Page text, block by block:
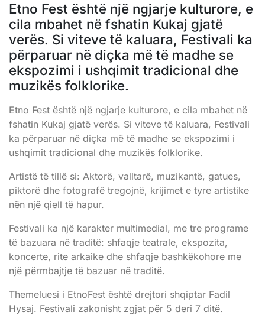
Etno Fest është një ngjarje kulturore, e
cila mbahet në fshatin Kukaj gjatë
verës. Si viteve të kaluara, Festivali ka
përparuar në diçka më të madhe se
ekspozimi i ushqimit tradicional dhe
muzikës folklorike.
Etno Fest është një ngjarje kulturore, e cila mbahet në
fshatin Kukaj gjatë verës. Si viteve të kaluara, Festivali
ka përparuar në diçka më të madhe se ekspozimi i
ushqimit tradicional dhe muzikës folklorike.
Artistë të tillë si: Aktorë, valltarë, muzikantë, gatues,
piktorë dhe fotografë tregojnë, krijimet e tyre artistike
nën një qiell të hapur.
Festivali ka një karakter multimedial, me tre programe
të bazuara në traditë: shfaqje teatrale, ekspozita,
koncerte, rite arkaike dhe shfaqje bashkëkohore me
një përmbajtje të bazuar në traditë.
Themeluesi i EtnoFest është drejtori shqiptar Fadil
Hysaj. Festivali zakonisht zgjat për 5 deri 7 ditë.